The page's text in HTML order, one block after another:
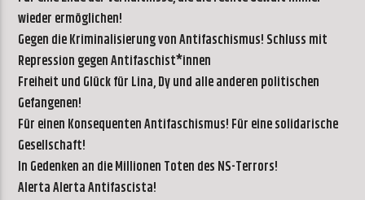
wieder ermöglichen!
Gegen die Kriminalisierung von Antifaschismus! Schluss mit
Repression gegen Antifaschist*innen
Freiheit und Glück für Lina, Dy und alle anderen politischen
Gefangenen!
Für einen Konsequenten Antifaschismus! Für eine solidarische
Gesellschaft!
In Gedenken an die Millionen Toten des NS-Terrors!
Alerta Alerta Antifascista!